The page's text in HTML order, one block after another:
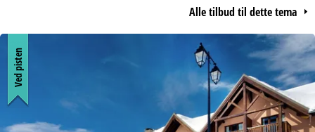
e
Alle tilbud til dette tema
Ved pisten